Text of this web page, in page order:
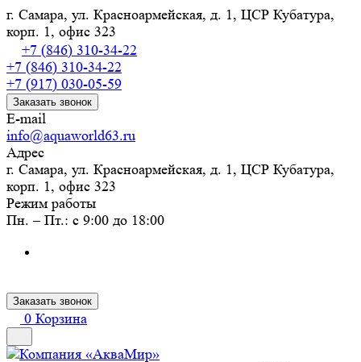
г. Самара, ул. Красноармейская, д. 1, ЦСР Кубатура,
корп. 1, офис 323
+7 (846) 310-34-22
+7 (846) 310-34-22
+7 (917) 030-05-59
Заказать звонок
E-mail
info@aquaworld63.ru
Адрес
г. Самара, ул. Красноармейская, д. 1, ЦСР Кубатура,
корп. 1, офис 323
Режим работы
Пн. – Пт.: с 9:00 до 18:00
Заказать звонок
0 Корзина